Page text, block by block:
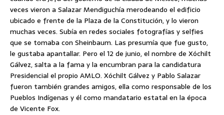
veces vieron a Salazar Mendiguchía merodeando el edificio
ubicado e frente de la Plaza de la Constitución, y lo vieron
muchas veces. Subía en redes sociales fotografías y selfies
que se tomaba con Sheinbaum. Las presumía que fue gusto,
le gustaba apantallar. Pero el 12 de junio, el nombre de Xóchilt
Gálvez, salta a la fama y la encumbran para la candidatura
Presidencial el propio AMLO. Xóchilt Gálvez y Pablo Salazar
fueron también grandes amigos, ella como responsable de los
Pueblos Indígenas y él como mandatario estatal en la época
de Vicente Fox.